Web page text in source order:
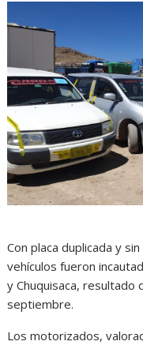
Con placa duplicada y
vehículos fueron
y Chuquisaca,
septiembre.
Los motorizados,